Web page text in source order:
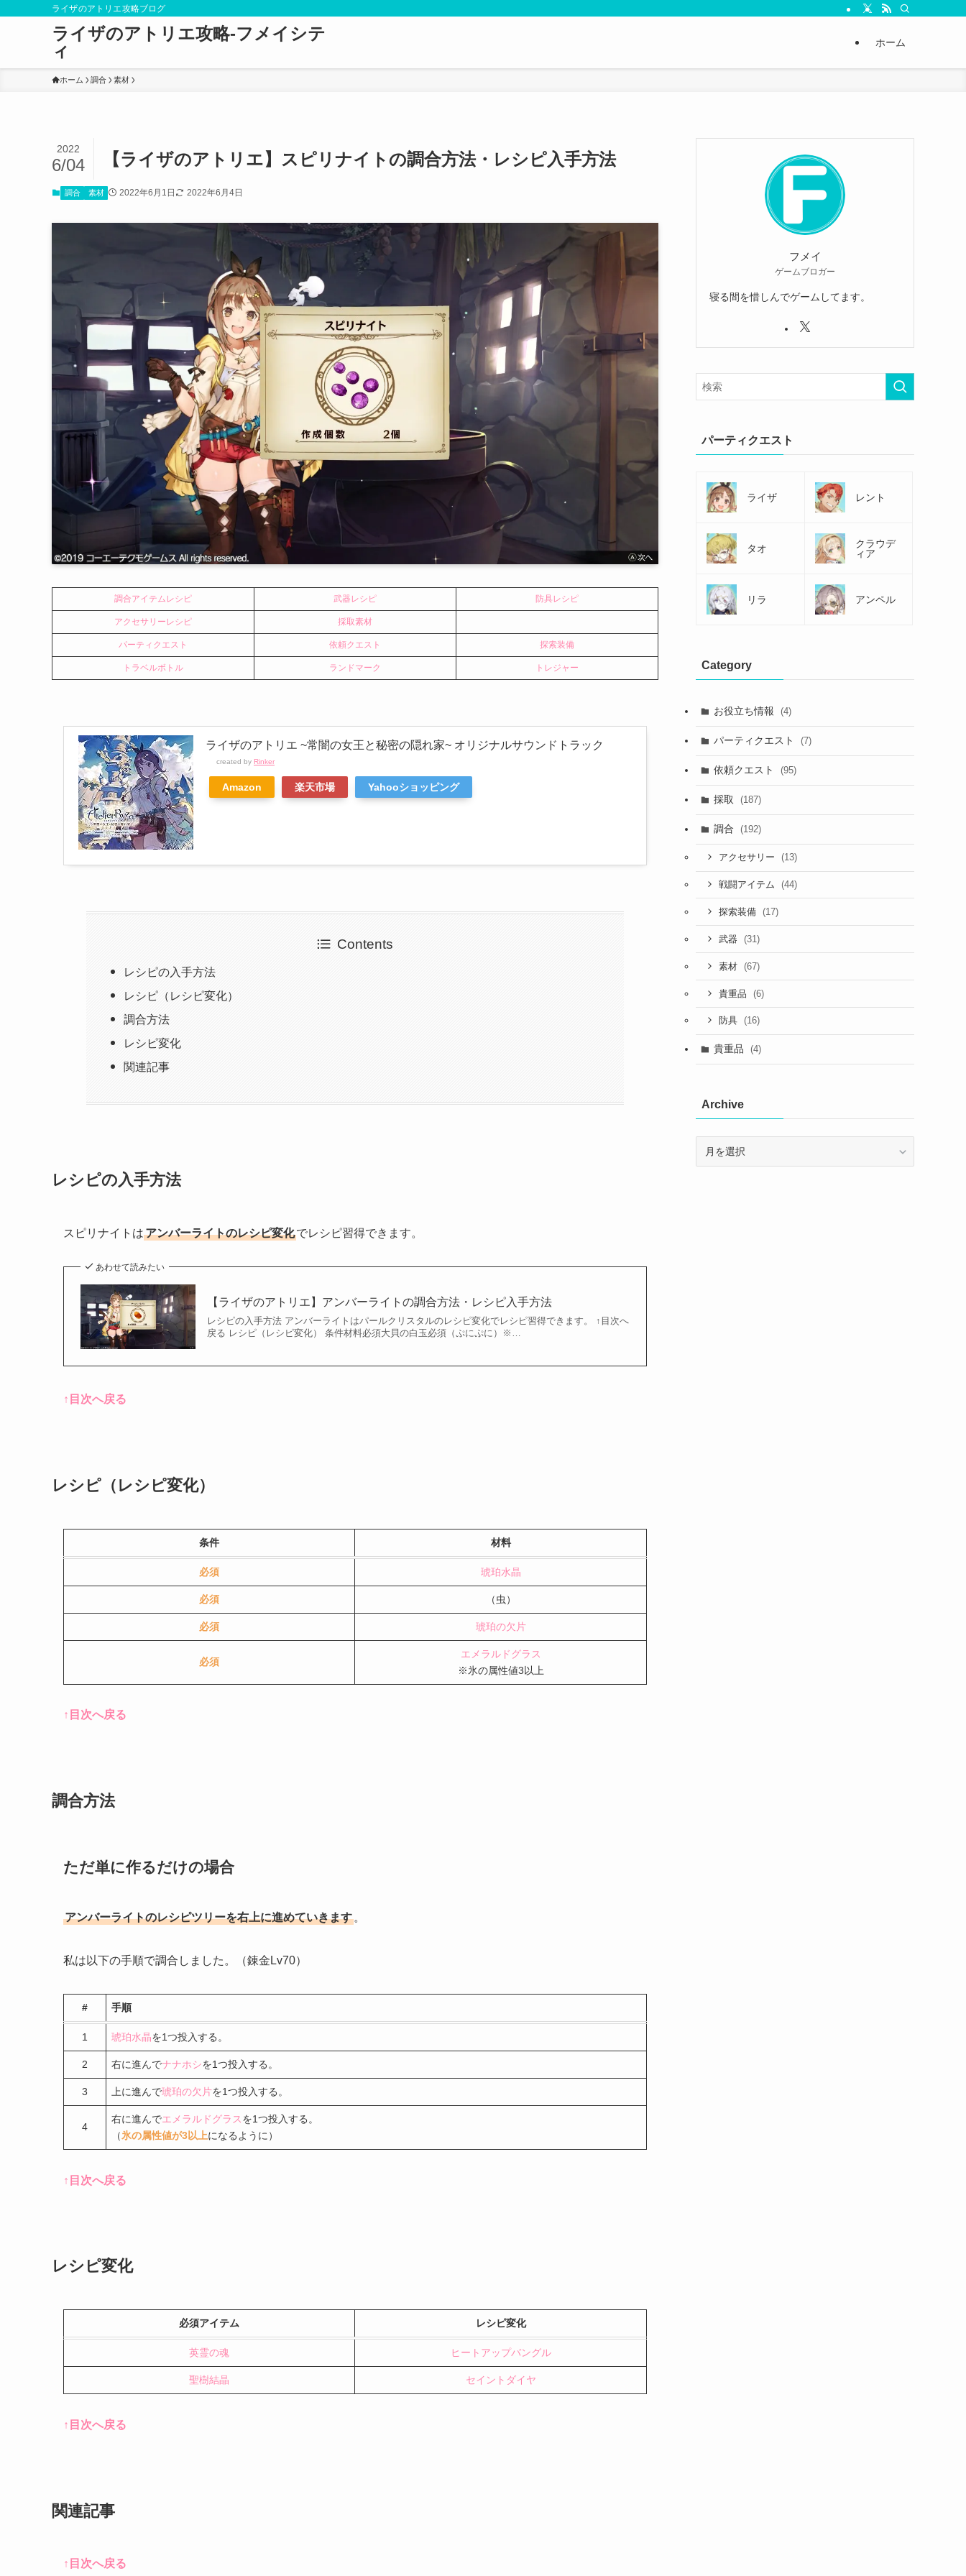
ライザのアトリエ攻略ブログ
ライザのアトリエ攻略-フメイシテ
ィ
ホーム
ホーム 調合 素材
【ライザのアトリエ】スピリナイトの調合方法・レシピ入手方法
2022
6/04
調合 素材 2022年6月1日 2022年6月4日
調合アイテムレシピ 武器レシピ 防具レシピ
アクセサリーレシピ 採取素材
パーティクエスト 依頼クエスト 探索装備
トラベルボトル ランドマーク トレジャー
ライザのアトリエ ~常闇の女王と秘密の隠れ家~ オリジナルサウンドトラック
created by Rinker
Amazon 楽天市場 Yahooショッピング
Contents
レシピの入手方法
レシピ（レシピ変化）
調合方法
レシピ変化
関連記事
レシピの入手方法
スピリナイトはアンバーライトのレシピ変化でレシピ習得できます。
あわせて読みたい
【ライザのアトリエ】アンバーライトの調合方法・レシピ入手方法
レシピの入手方法 アンバーライトはパールクリスタルのレシピ変化でレシピ習得できます。 ↑目次へ
戻る レシピ（レシピ変化） 条件材料必須大貝の白玉必須（ぷにぷに）※…
↑目次へ戻る
レシピ（レシピ変化）
条件 材料
必須 琥珀水晶
必須 （虫）
必須 琥珀の欠片
必須
エメラルドグラス
※氷の属性値3以上
↑目次へ戻る
調合方法
ただ単に作るだけの場合
アンバーライトのレシピツリーを右上に進めていきます 。
私は以下の手順で調合しました。（錬金Lv70）
# 手順
1 琥珀水晶を1つ投入する。
2 右に進んでナナホシを1つ投入する。
3 上に進んで琥珀の欠片を1つ投入する。
4
右に進んでエメラルドグラスを1つ投入する。
（氷の属性値が3以上になるように）
↑目次へ戻る
レシピ変化
必須アイテム レシピ変化
英霊の魂 ヒートアップバングル
聖樹結晶 セイントダイヤ
↑目次へ戻る
関連記事
↑目次へ戻る
フメイ
ゲームブロガー
寝る間を惜しんでゲームしてます。
パーティクエスト
ライザ レント
タオ
クラウデ
ィア
リラ アンペル
Category
お役立ち情報 (4)
パーティクエスト (7)
依頼クエスト (95)
採取 (187)
調合 (192)
アクセサリー (13)
戦闘アイテム (44)
探索装備 (17)
武器 (31)
素材 (67)
貴重品 (6)
防具 (16)
貴重品 (4)
Archive